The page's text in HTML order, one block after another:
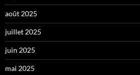
août 2025
juillet 2025
juin 2025
mai 2025